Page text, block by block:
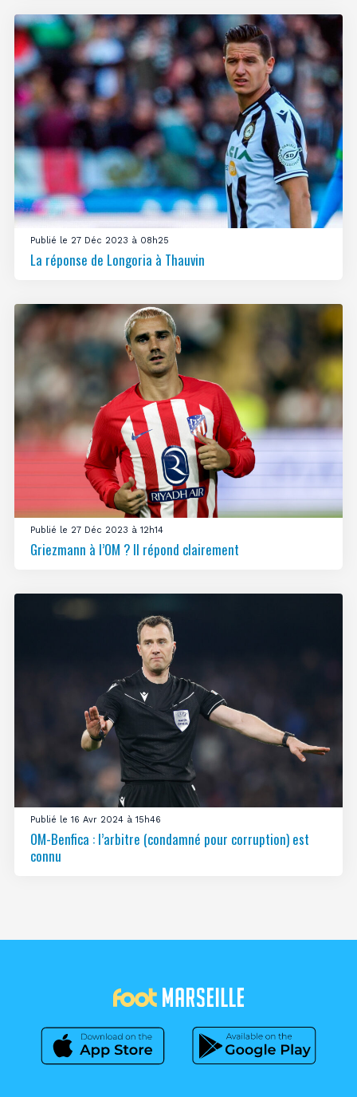
Publié le 27 Déc 2023 à 08h25
La réponse de Longoria à Thauvin
Publié le 27 Déc 2023 à 12h14
Griezmann à l’OM ? Il répond clairement
Publié le 16 Avr 2024 à 15h46
OM-Benfica : l’arbitre (condamné pour corruption) est
connu